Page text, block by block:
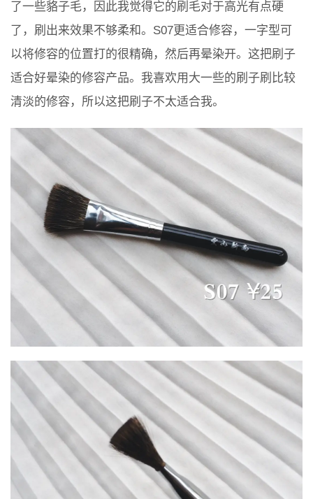
了一些貉子毛，因此我觉得它的刷毛对于高光有点硬
了，刷出来效果不够柔和。S07更适合修容，一字型可
以将修容的位置打的很精确，然后再晕染开。这把刷子
适合好晕染的修容产品。我喜欢用大一些的刷子刷比较
清淡的修容，所以这把刷子不太适合我。